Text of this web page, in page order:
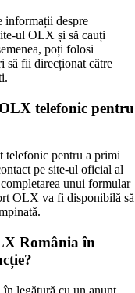
informații despre
ul OLX și să cauți
poți folosi
să fii direcționat către
telefonic pentru
telefonic pentru a primi
pe site-ul oficial al
unui formular
OLX va fi disponibilă să
România în
legătură cu un anunț